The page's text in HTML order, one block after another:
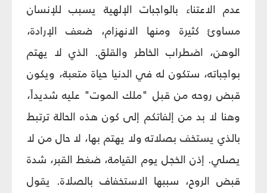
عدم الاعتناء بالواجبات الإلهية يسبب للإنسان
مساوئ كثيرة ومنها الانهزام، ضعف الإرادة،
الوهن، اضطراب الخاطر والقلق. الذي لا يهتم
بواجباته، ستكون له في الدنيا حياة متعبة، ويكون
قبض روحه من قبل "ملك الموت" عليه شديداً،
وهنا لا بد من إلفاتكم إلى كون هذه الحالة ترتبط
بالذي يستخف بصلاته ولا يهتم بها، لا حال من لا
يصلي. إذن الخجل يوم القيامة، ضغط القبر، شدة
قبض الروح، سببها الاستخفاف بالصلاة. يقول